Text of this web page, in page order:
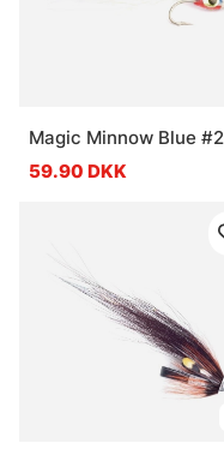
Magic Minnow Blue #2
59.90 DKK